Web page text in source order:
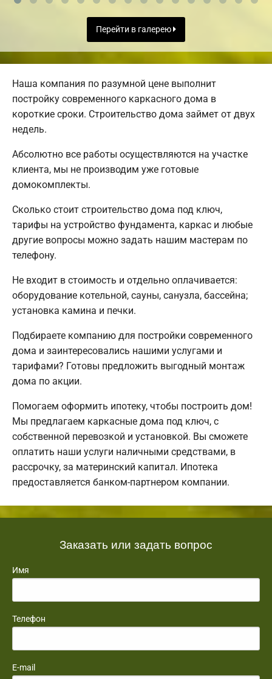
Перейти в галерею
Наша компания по разумной цене выполнит
постройку современного каркасного дома в
короткие сроки. Строительство дома займет от двух
недель.
Абсолютно все работы осуществляются на участке
клиента, мы не производим уже готовые
домокомплекты.
Сколько стоит строительство дома под ключ,
тарифы на устройство фундамента, каркас и любые
другие вопросы можно задать нашим мастерам по
телефону.
Не входит в стоимость и отдельно оплачивается:
оборудование котельной, сауны, санузла, бассейна;
установка камина и печки.
Подбираете компанию для постройки современного
дома и заинтересовались нашими услугами и
тарифами? Готовы предложить выгодный монтаж
дома по акции.
Помогаем оформить ипотеку, чтобы построить дом!
Мы предлагаем каркасные дома под ключ, с
собственной перевозкой и установкой. Вы сможете
оплатить наши услуги наличными средствами, в
рассрочку, за материнский капитал. Ипотека
предоставляется банком-партнером компании.
Заказать или задать вопрос
Имя
Телефон
E-mail